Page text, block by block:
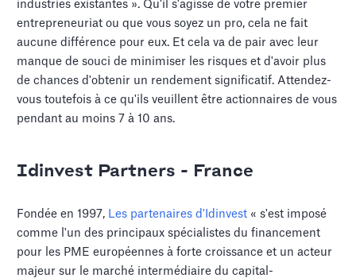
industries existantes ». Qu'il s'agisse de votre premier
entrepreneuriat ou que vous soyez un pro, cela ne fait
aucune différence pour eux. Et cela va de pair avec leur
manque de souci de minimiser les risques et d'avoir plus
de chances d'obtenir un rendement significatif. Attendez-
vous toutefois à ce qu'ils veuillent être actionnaires de vous
pendant au moins 7 à 10 ans.
Idinvest Partners - France
Fondée en 1997, Les partenaires d'Idinvest « s'est imposé
comme l'un des principaux spécialistes du financement
pour les PME européennes à forte croissance et un acteur
majeur sur le marché intermédiaire du capital-